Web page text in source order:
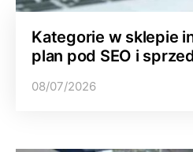
Kategorie w sklepie
plan pod SEO i
08/07/2026